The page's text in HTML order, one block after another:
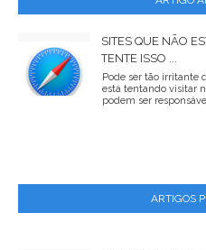
SITES QUE NÃO
TENTE ISSO ...
Pode ser tão irritante
está tentando visitar
podem ser
ARTIGOS